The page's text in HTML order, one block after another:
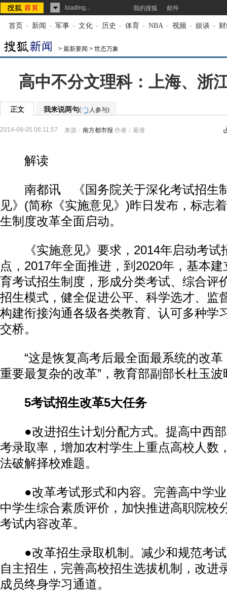
loading... 我的搜狐 邮件
首页 - 新闻 - 军事 - 文化 - 历史 - 体育 - NBA - 视频 - 娱谈 -
> 最新要闻 > 世态万象
高中不分文理科：上海、浙
正文 我来说两句( 人参与)
2014-09-05 06:11:57 来源： 南方都市报 作者：葛倩
解读
南都讯 《国务院关于深化考试招生
见》(简称《实施意见》)昨日发布，标志
生制度改革全面启动。
《实施意见》要求，2014年启动考试
点，2017年全面推进，到2020年，基本
育考试招生制度，形成分类考试、综合评
招生模式，健全促进公平、科学选才、监
构建衔接沟通各级各类教育、认可多种学
交桥。
“这是恢复高考后最全面最系统的改革
重要最复杂的改革”，教育部副部长杜玉
5考试招生改革5大任务
●改进招生计划分配方式。提高中西部
考录取率，增加农村学生上重点高校人数
法破解择校难题。
●改革考试形式和内容。完善高中学业
中学生综合素质评价，加快推进高职院校
考试内容改革。
●改革招生录取机制。减少和规范考试
自主招生，完善高校招生选拔机制，改进
成员终身学习通道。